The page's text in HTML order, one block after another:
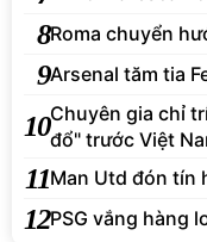
8Roma chuyển
9Arsenal tăm tia
10Chuyên gia chỉ
đổ" trước Việt
11Man Utd đón tín
12PSG vắng hàng